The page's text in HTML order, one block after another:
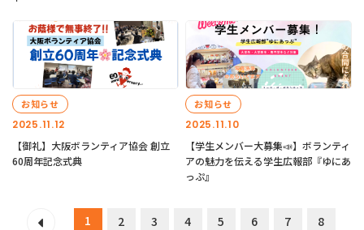
2025.11.12
お知らせ
【御礼】大阪ボランティア協会 創立
60周年記念式典
2025.11.10
お知らせ
【学生メンバー大募集📣】ボランティ
アの魅力を伝える学生広報部『ゆにあ
っぷ』
1 2 3 4 5 6 7
8